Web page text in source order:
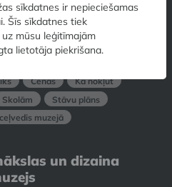
RĪGAS BIRŽA
Rīga, LV-1050, Latvija
Cenas
Kā nokļūt
Skolām
Stāvu plāns
muzejā
un dizaina
sīkdatnes ir nepieciešamas
Šīs sīkdatnes tiek
mūsu leģitīmajām
lietotāja piekrišana.